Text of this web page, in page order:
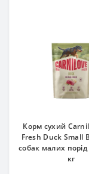
Корм сухий
Fresh Duck Small
cобак малих
кг